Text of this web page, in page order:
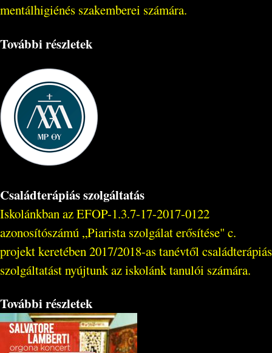
mentálhigiénés szakemberei számára.
További részletek
Családterápiás szolgáltatás
Iskolánkban az EFOP-1.3.7-17-2017-0122
azonosítószámú „Piarista szolgálat erősítése" c.
projekt keretében 2017/2018-as tanévtől családterápiás
szolgáltatást nyújtunk az iskolánk tanulói számára.
További részletek